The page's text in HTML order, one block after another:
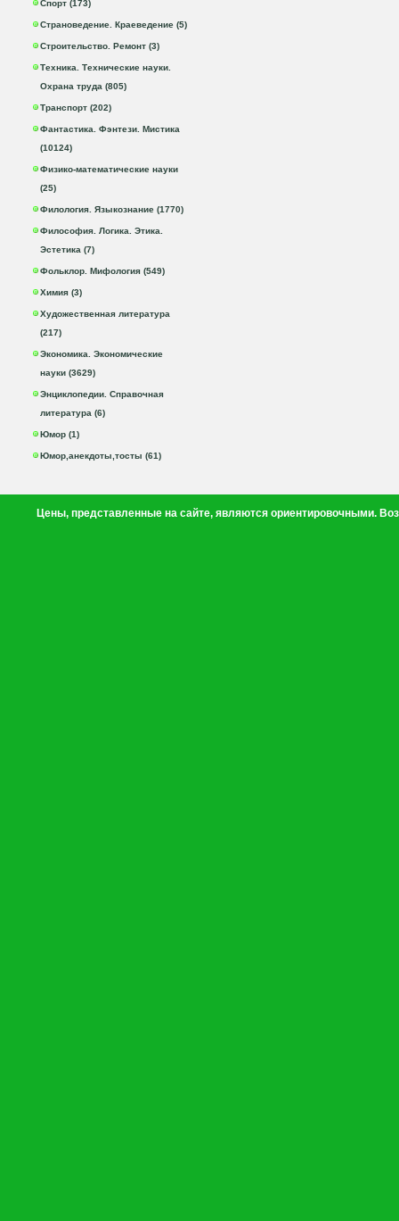
Спорт (173)
Страноведение. Краеведение (5)
Строительство. Ремонт (3)
Техника. Технические науки.
Охрана труда (805)
Транспорт (202)
Фантастика. Фэнтези. Мистика
(10124)
Физико-математические науки
(25)
Филология. Языкознание (1770)
Философия. Логика. Этика.
Эстетика (7)
Фольклор. Мифология (549)
Химия (3)
Художественная литература
(217)
Экономика. Экономические
науки (3629)
Энциклопедии. Справочная
литература (6)
Юмор (1)
Юмор,анекдоты,тосты (61)
Цены, представленные на сайте, являются ориентировочными.